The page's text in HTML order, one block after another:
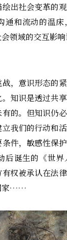
出社会变革的
通和流动的温
领域的交互影响
，意识形态的
知识是透过共
的。但知识仍
我们的行动和
件，敏感性保护
后诞生的《世
权被承认在法
家……